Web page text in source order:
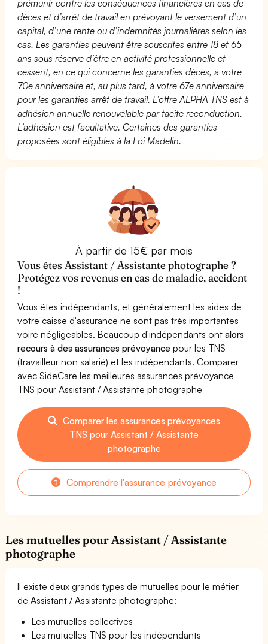
prémunir contre les conséquences financières en cas de
décès et d’arrêt de travail en prévoyant le versement d’un
capital, d’une rente ou d’indemnités journalières selon les
cas. Les garanties peuvent être souscrites entre 18 et 65
ans sous réserve d’être en activité professionnelle et
cessent, en ce qui concerne les garanties décès, à votre
70e anniversaire et, au plus tard, à votre 67e anniversaire
pour les garanties arrêt de travail. L’offre ALPHA TNS est à
adhésion annuelle renouvelable par tacite reconduction.
L’adhésion est facultative. Certaines des garanties
proposées sont éligibles à la Loi Madelin.
À partir de 15€ par mois
Vous êtes Assistant / Assistante photographe ?
Protégez vos revenus en cas de maladie, accident
!
Vous êtes indépendants, et généralement les aides de
votre caisse d'assurance ne sont pas très importantes
voire négligeables. Beaucoup d'indépendants ontalors
recours à des assurances prévoyance pour les TNS
(travailleur non salarié) et les indépendants. Comparer
avec SideCare les meilleures assurances prévoyance
TNS pour Assistant / Assistante photographe
Comparer les assurances prévoyances
TNS pour Assistant / Assistante
photographe
Comprendre l'assurance prévoyance
Les mutuelles pour Assistant / Assistante
photographe
Il existe deux grands types de mutuelles pour le métier
de Assistant / Assistante photographe:
Les mutuelles collectives
Les mutuelles TNS pour les indépendants